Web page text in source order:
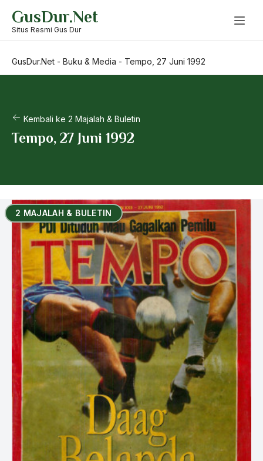
content
GusDur.Net
Situs Resmi Gus Dur
GusDur.Net - Buku & Media - Tempo, 27 Juni 1992
Kembali ke 2 Majalah & Buletin
Tempo, 27 Juni 1992
2 MAJALAH & BULETIN